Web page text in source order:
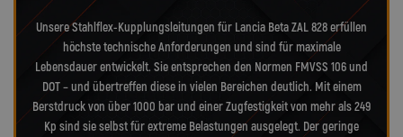
Unsere Stahlflex-Kupplungsleitungen für Lancia Beta ZAL 828 erfüllen
höchste technische Anforderungen und sind für maximale
Lebensdauer entwickelt. Sie entsprechen den Normen FMVSS 106 und
DOT – und übertreffen diese in vielen Bereichen deutlich. Mit einem
Berstdruck von über 1000 bar und einer Zugfestigkeit von mehr als 249
Kp sind sie selbst für extreme Belastungen ausgelegt. Der geringe